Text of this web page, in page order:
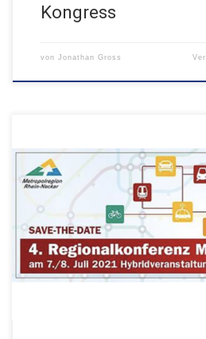
Kongress
von Jonathan Gross
Virtuelle Veranstaltung am 7. und 8.
dem Kongresshaus Baden-Baden